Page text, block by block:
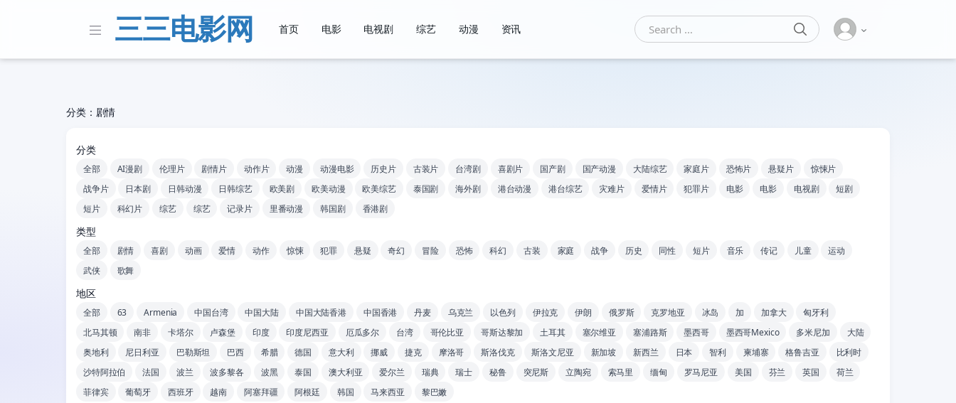
三三电影网 首页 电影 电视剧 综艺 动漫 资讯
Search for:
SEARCH
分类：剧情
分类
全部 AI漫剧 伦理片 剧情片 动作片 动漫 动漫电影 历史片 古装片 台湾剧 喜剧片 国产剧 国产动漫 大陆综艺 家庭片 恐怖片 悬疑片
惊悚片
战争片
日本剧 日韩动漫 日韩综艺 欧美剧 欧美动漫 欧美综艺 泰国剧 海外剧 港台动漫 港台综艺 灾难片 爱情片 犯罪片 电影 电影 电视剧
短剧
短片
科幻片 综艺 综艺 记录片 里番动漫 韩国剧 香港剧
类型
全部 剧情 喜剧 动画 爱情 动作 惊悚 犯罪 悬疑 奇幻 冒险 恐怖 科幻 古装 家庭 战争 历史 同性 短片 音乐 传记 儿童
运动
武侠
歌舞
地区
全部 63 Armenia 中国台湾 中国大陆 中国大陆香港 中国香港 丹麦 乌克兰 以色列 伊拉克 伊朗 俄罗斯 克罗地亚 冰岛 加 加拿大
匈牙利
北马其顿
南非 卡塔尔 卢森堡 印度 印度尼西亚 厄瓜多尔 台湾 哥伦比亚 哥斯达黎加 土耳其 塞尔维亚 塞浦路斯 墨西哥 墨西哥Mexico 多米尼加
大陆
奥地利
尼日利亚 巴勒斯坦 巴西 希腊 德国 意大利 挪威 捷克 摩洛哥 斯洛伐克 斯洛文尼亚 新加坡 新西兰 日本 智利 柬埔寨 格鲁吉亚
比利时
沙特阿拉伯
法国 波兰 波多黎各 波黑 泰国 澳大利亚 爱尔兰 瑞典 瑞士 秘鲁 突尼斯 立陶宛 索马里 缅甸 罗马尼亚 美国 芬兰 英国
荷兰
菲律宾
葡萄牙 西班牙 越南 阿塞拜疆 阿根廷 韩国 马来西亚 黎巴嫩